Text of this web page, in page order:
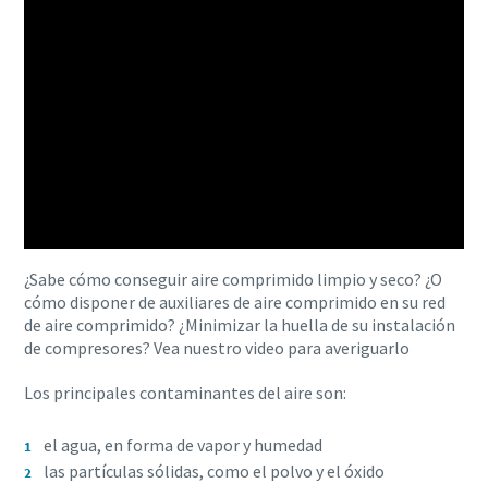
¿Sabe cómo conseguir aire comprimido limpio y seco? ¿O
cómo disponer de auxiliares de aire comprimido en su red
de aire comprimido? ¿Minimizar la huella de su instalación
de compresores? Vea nuestro video para averiguarlo
Los principales contaminantes del aire son:
el agua, en forma de vapor y humedad
las partículas sólidas, como el polvo y el óxido